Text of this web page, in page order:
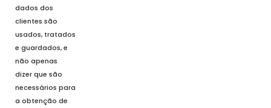
dados dos
clientes são
usados, tratados
e guardados, e
não apenas
dizer que são
necessários para
a obtenção de